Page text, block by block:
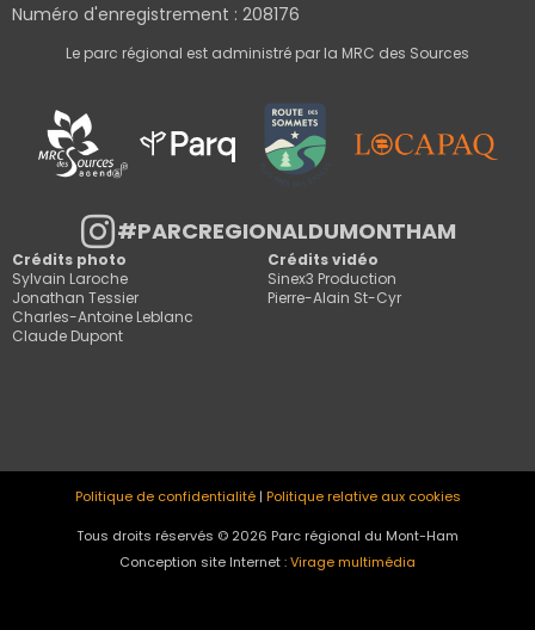
Numéro d'enregistrement : 208176
Le parc régional est administré par la MRC des Sources
#PARCREGIONALDUMONTHAM
Crédits photo
Sylvain Laroche
Jonathan Tessier
Charles-Antoine Leblanc
Claude Dupont
Crédits vidéo
Sinex3 Production
Pierre-Alain St-Cyr
Politique de confidentialité| Politique relative aux cookies
Tous droits réservés © 2026 Parc régional du Mont-Ham
Conception site Internet :Virage multimédia